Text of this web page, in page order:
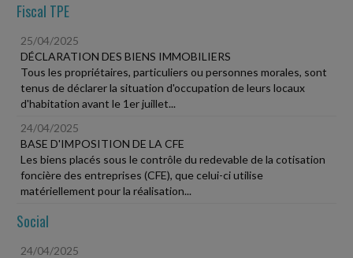
Fiscal TPE
25/04/2025
DÉCLARATION DES BIENS IMMOBILIERS
Tous les propriétaires, particuliers ou personnes morales, sont
tenus de déclarer la situation d'occupation de leurs locaux
d'habitation avant le 1er juillet...
24/04/2025
BASE D'IMPOSITION DE LA CFE
Les biens placés sous le contrôle du redevable de la cotisation
foncière des entreprises (CFE), que celui-ci utilise
matériellement pour la réalisation...
Social
24/04/2025